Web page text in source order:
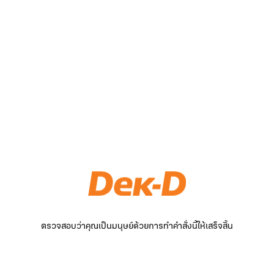
ตรวจสอบว่าคุณเป็นมนุษย์ด้วยการทำคำสั่งนี้ให้เสร็จสิ้น